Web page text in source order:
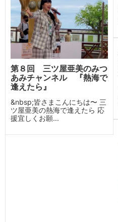
第８回 三ツ屋亜美のみつ
あみチャンネル 『熱海で
逢えたら』
&nbsp;皆さまこんにちは〜 三
ツ屋亜美の熱海で逢えたら 応
援宜しくお願...